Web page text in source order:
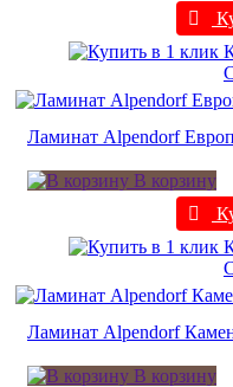
Ламинат Alpendorf
В корзину
Ламинат Alpendorf
В корзину